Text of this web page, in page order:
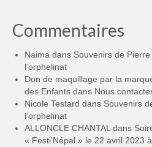
Commentaires
Naima dans Souvenirs de
l’orphelinat
Don de maquillage par la
des Enfants dans Nous
Nicole Testard dans Souvenirs
l’orphelinat
ALLONCLE CHANTAL dans
« Festi’Népal » le 22 avril 2023